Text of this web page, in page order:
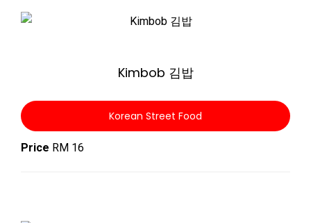
Kimbob 김밥
Korean Street Food
Price RM 16